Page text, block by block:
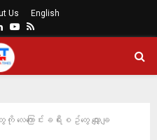
Us English
LinkedinYoutube
Rss
လေကြောင်းခရီးစဥ်တွေ လျှော့ချ